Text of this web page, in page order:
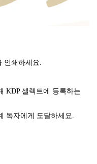
쇄하세요.
KDP 셀렉트에 등록하는
독자에게 도달하세요.